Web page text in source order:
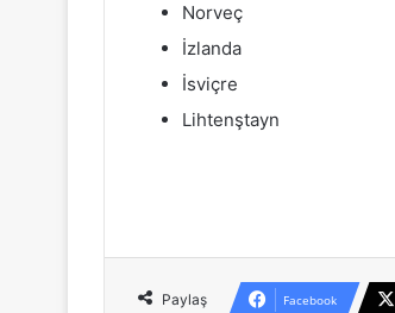
Norveç
İzlanda
İsviçre
Lihtenştayn
Paylaş Facebook